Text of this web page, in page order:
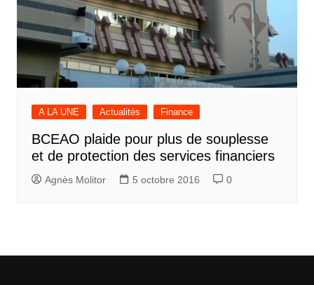
A LA UNE Actualités Finance
BCEAO plaide pour plus de souplesse
et de protection des services financiers
Agnès Molitor 5 octobre 2016 0